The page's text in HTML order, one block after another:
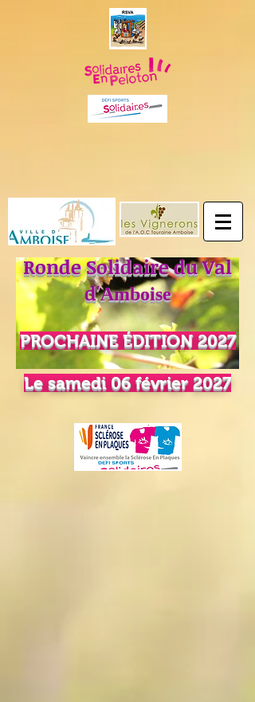
Ronde Solidaire du Val
d'Amboise
PROCHAINE ÉDITION 2027
Le samedi 06 février 2027